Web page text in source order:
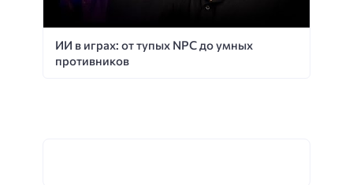
ИИ в играх: от тупых NPC до умных
противников